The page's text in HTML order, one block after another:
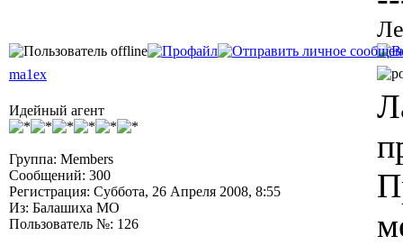
ma1ex
Идейный агент
Группа: Members
Сообщений: 300
Регистрация: Суббота, 26 Апреля 2008, 8:55
Из: Балашиха МО
Пользователь №: 126